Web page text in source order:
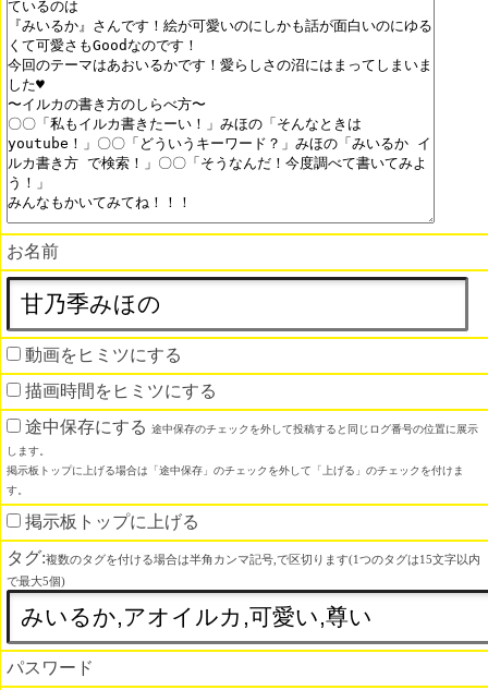
お名前
動画をヒミツにする
描画時間をヒミツにする
途中保存にする 途中保存のチェックを外して投稿すると同じログ番号の位置に展示
します。
掲示板トップに上げる場合は「途中保存」のチェックを外して「上げる」のチェックを付けま
す。
掲示板トップに上げる
タグ:複数のタグを付ける場合は半角カンマ記号,で区切ります(1つのタグは15文字以内
で最大5個)
パスワード